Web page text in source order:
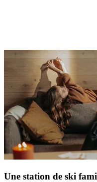
Une station de ski